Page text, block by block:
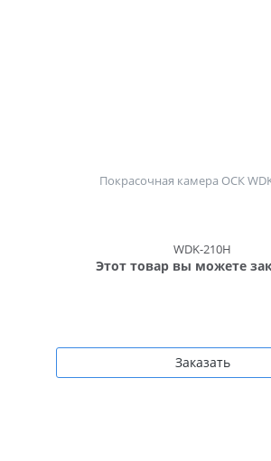
Покрасочная камера ОСК
WDK-210H
Этот товар вы можете
Заказать